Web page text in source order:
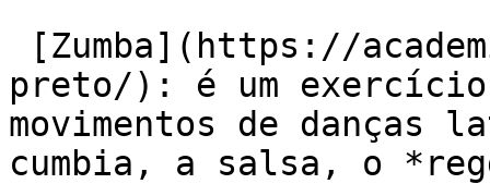
preto/): é um exercício
movimentos de danças
cumbia, a salsa, o